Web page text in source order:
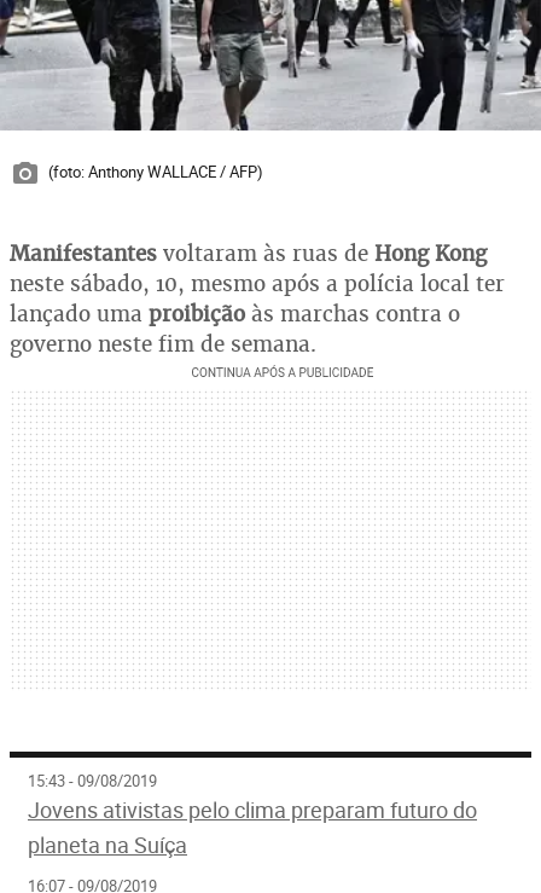
(foto: Anthony WALLACE / AFP)
Manifestantes voltaram às ruas de Hong Kong
neste sábado, 10, mesmo após a polícia local ter
lançado uma proibição às marchas contra o
governo neste fim de semana.
15:43 - 09/08/2019
Jovens ativistas pelo clima preparam futuro do
planeta na Suíça
16:07 - 09/08/2019